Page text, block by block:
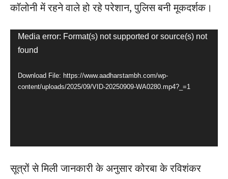
कॉलोनी में रहने वाले हो रहे परेशान, पुलिस बनी मूकदर्शक।
y
Media error: Format(s) not supported or source(s) not
found
Download File: https://www.aadharstambh.com/wp-
content/uploads/2025/09/VID-20250909-WA0280.mp4?_=1
सूत्रों से मिली जानकारी के अनुसार कोरबा के रविशंकर